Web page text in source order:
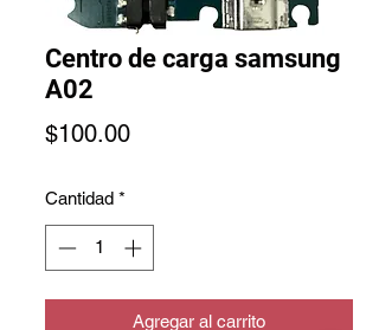
Centro de carga samsung
A02
$100.00Precio
Cantidad *
Agregar al carrito